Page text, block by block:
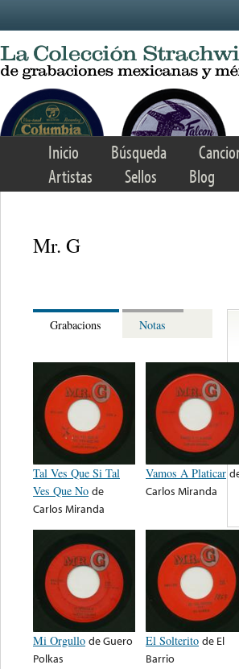
Inicio Búsqueda
Artistas
Sellos Blog
Mr. G
Grabacions Notas
Tal Ves Que Si Tal
Ves Que No de
Carlos Miranda
Vamos A Platicar
Carlos Miranda
Mi Orgullo deGuero
Polkas
El Solterito de El
Barrio